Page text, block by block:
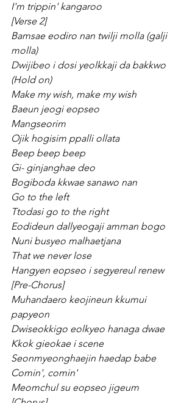
I'm trippin' kangaroo
[Verse 2]
Bamsae eodiro nan twilji molla (galji
molla)
Dwijibeo i dosi yeolkkaji da bakkwo
(Hold on)
Make my wish, make my wish
Baeun jeogi eopseo
Mangseorim
Ojik hogisim ppalli ollata
Beep beep beep
Gi- ginjanghae deo
Bogiboda kkwae sanawo nan
Go to the left
Ttodasi go to the right
Eodideun dallyeogaji amman bogo
Nuni busyeo malhaetjana
That we never lose
Hangyen eopseo i segyereul renew
[Pre-Chorus]
Muhandaero keojineun kkumui
papyeon
Dwiseokkigo eolkyeo hanaga dwae
Kkok gieokae i scene
Seonmyeonghaejin haedap babe
Comin', comin'
Meomchul su eopseo jigeum